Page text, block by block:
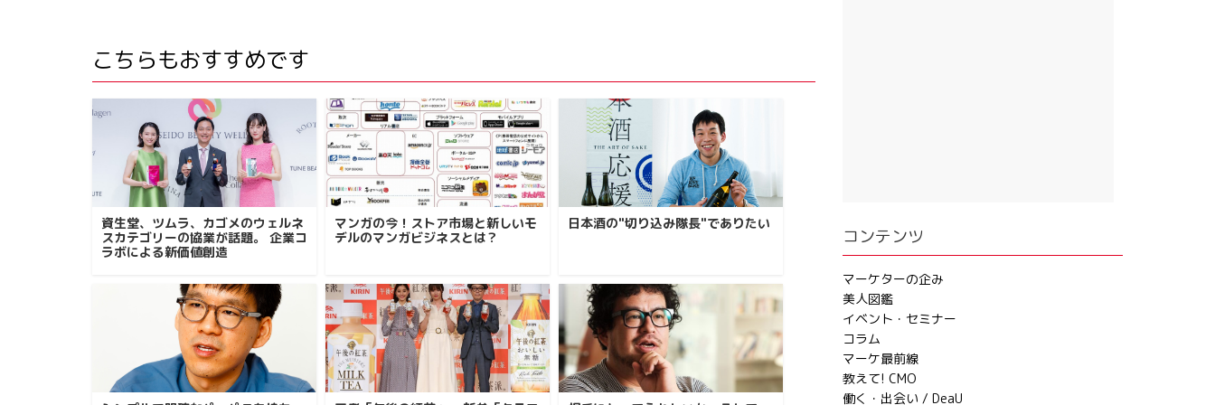
こちらもおすすめです
資生堂、ツムラ、カゴメのウェルネ
スカテゴリーの協業が話題。 企業コ
ラボによる新価値創造
マンガの今！ストア市場と新しいモ
デルのマンガビジネスとは？
日本酒の"切り込み隊長"でありたい
コンテンツ
マーケターの企み
美人図鑑
イベント・セミナー
コラム
マーケ最前線
教えて! CMO
働く・出会い / DeaU